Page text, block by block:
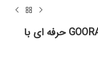
فروش عمده مسواک گورال GOORAL حرفه ای با